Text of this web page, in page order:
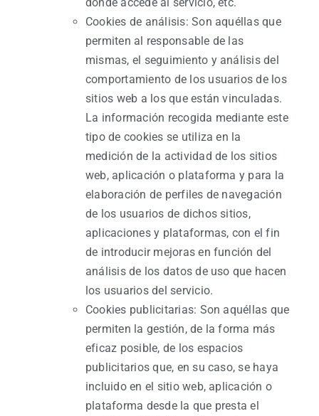
Cookies de análisis: Son aquéllas que
permiten al responsable de las
mismas, el seguimiento y análisis del
comportamiento de los usuarios de los
sitios web a los que están vinculadas.
La información recogida mediante este
tipo de cookies se utiliza en la
medición de la actividad de los sitios
web, aplicación o plataforma y para la
elaboración de perfiles de navegación
de los usuarios de dichos sitios,
aplicaciones y plataformas, con el fin
de introducir mejoras en función del
análisis de los datos de uso que hacen
los usuarios del servicio.
Cookies publicitarias: Son aquéllas que
permiten la gestión, de la forma más
eficaz posible, de los espacios
publicitarios que, en su caso, se haya
incluido en el sitio web, aplicación o
plataforma desde la que presta el